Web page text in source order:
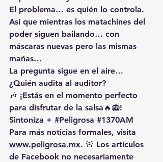
El problema… es quién lo controla.
Así que mientras los matachines del
poder siguen bailando… con
máscaras nuevas pero las mismas
mañas…
La pregunta sigue en el aire…
¿Quién audita al auditor?
🎶 ¡Estás en el momento perfecto
para disfrutar de la salsa🔥📻!
Sintoniza + #Peligrosa #1370AM
Para más noticias formales, visita
www.peligrosa.mx. 🚨 Los artículos
de Facebook no necesariamente